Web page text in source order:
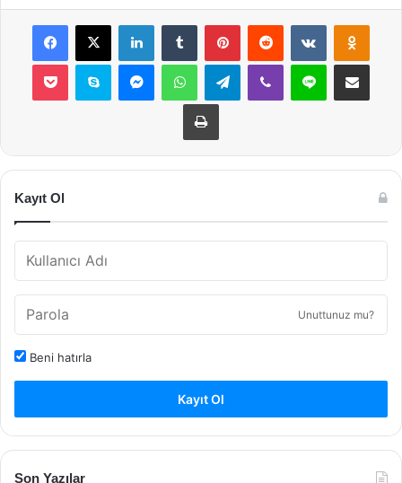
Facebook
X LinkedInTumblr PinterestReddit VKontakte
Pocket Skype MessengerWhatsAppTelegramViber Line E-Posta ile
Yazdır
Kayıt Ol
Unuttunuz mu?
Beni hatırla
Kayıt Ol
Son Yazılar